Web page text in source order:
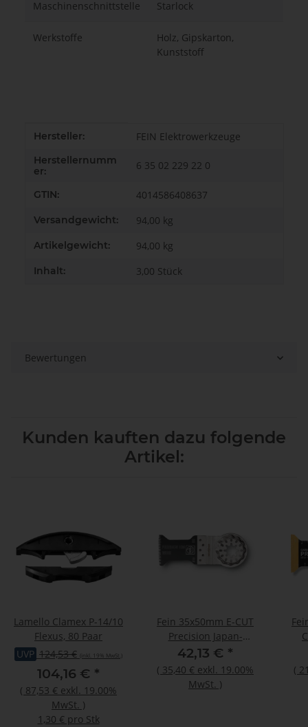
Maschinenschnittstelle Starlock
Werkstoffe
Holz, Gipskarton,
Kunststoff
Produkteigenschaft
Wert
Hersteller: FEIN Elektrowerkzeuge
Herstellernumm
er:
6 35 02 229 22 0
GTIN: 4014586408637
Versandgewicht: 94,00 kg
Artikelgewicht: 94,00 kg
Inhalt: 3,00 Stück
Bewertungen
Kunden kauften dazu folgende
Artikel:
Lamello Clamex P-14/10
Flexus, 80 Paar
UVP 124,53 € (inkl. 19% MwSt.)
104,16 € *
( 87,53 € exkl. 19.00%
MwSt. )
1,30 € pro Stk
Fein 35x50mm E-CUT
Precision Japan-
Sägeblatt Bi-Metall
Starlock 3 Stück
42,13 € *
( 35,40 € exkl. 19.00%
MwSt. )
(